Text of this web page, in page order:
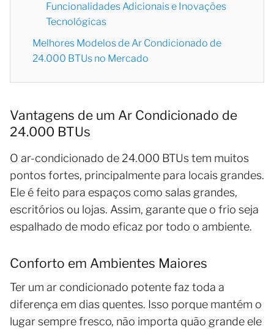
Funcionalidades Adicionais e Inovações
Tecnológicas
Melhores Modelos de Ar Condicionado de
24.000 BTUs no Mercado
Vantagens de um Ar Condicionado de
24.000 BTUs
O ar-condicionado de 24.000 BTUs tem muitos
pontos fortes, principalmente para locais grandes.
Ele é feito para espaços como salas grandes,
escritórios ou lojas. Assim, garante que o frio seja
espalhado de modo eficaz por todo o ambiente.
Conforto em Ambientes Maiores
Ter um ar condicionado potente faz toda a
diferença em dias quentes. Isso porque mantém o
lugar sempre fresco, não importa quão grande ele